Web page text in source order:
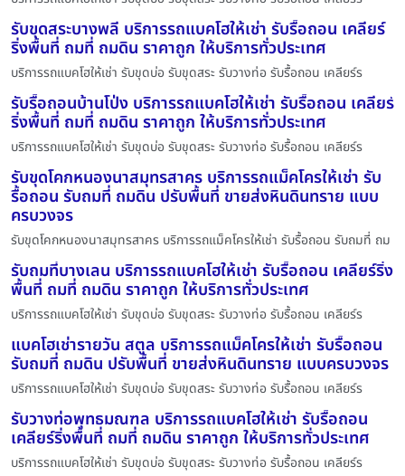
รับขุดสระบางพลี บริการรถแบคโฮให้เช่า รับรื้อถอน เคลียร์
ริ่งพื้นที่ ถมที่ ถมดิน ราคาถูก ให้บริการทั่วประเทศ
บริการรถแบคโฮให้เช่า รับขุดบ่อ รับขุดสระ รับวางท่อ รับรื้อถอน เคลียร์ร
รับรื้อถอนบ้านโป่ง บริการรถแบคโฮให้เช่า รับรื้อถอน เคลียร์
ริ่งพื้นที่ ถมที่ ถมดิน ราคาถูก ให้บริการทั่วประเทศ
บริการรถแบคโฮให้เช่า รับขุดบ่อ รับขุดสระ รับวางท่อ รับรื้อถอน เคลียร์ร
รับขุดโคกหนองนาสมุทรสาคร บริการรถแม็คโครให้เช่า รับ
รื้อถอน รับถมที่ ถมดิน ปรับพื้นที่ ขายส่งหินดินทราย แบบ
ครบวงจร
รับขุดโคกหนองนาสมุทรสาคร บริการรถแม็คโครให้เช่า รับรื้อถอน รับถมที่ ถม
รับถมที่บางเลน บริการรถแบคโฮให้เช่า รับรื้อถอน เคลียร์ริ่ง
พื้นที่ ถมที่ ถมดิน ราคาถูก ให้บริการทั่วประเทศ
บริการรถแบคโฮให้เช่า รับขุดบ่อ รับขุดสระ รับวางท่อ รับรื้อถอน เคลียร์ร
แบคโฮเช่ารายวัน สตูล บริการรถแม็คโครให้เช่า รับรื้อถอน
รับถมที่ ถมดิน ปรับพื้นที่ ขายส่งหินดินทราย แบบครบวงจร
บริการรถแบคโฮให้เช่า รับขุดบ่อ รับขุดสระ รับวางท่อ รับรื้อถอน เคลียร์ร
รับวางท่อพุทธมณฑล บริการรถแบคโฮให้เช่า รับรื้อถอน
เคลียร์ริ่งพื้นที่ ถมที่ ถมดิน ราคาถูก ให้บริการทั่วประเทศ
บริการรถแบคโฮให้เช่า รับขุดบ่อ รับขุดสระ รับวางท่อ รับรื้อถอน เคลียร์ร